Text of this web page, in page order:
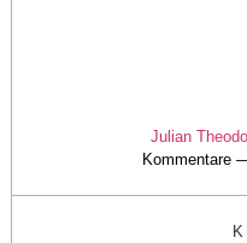
Julian
Kommentare